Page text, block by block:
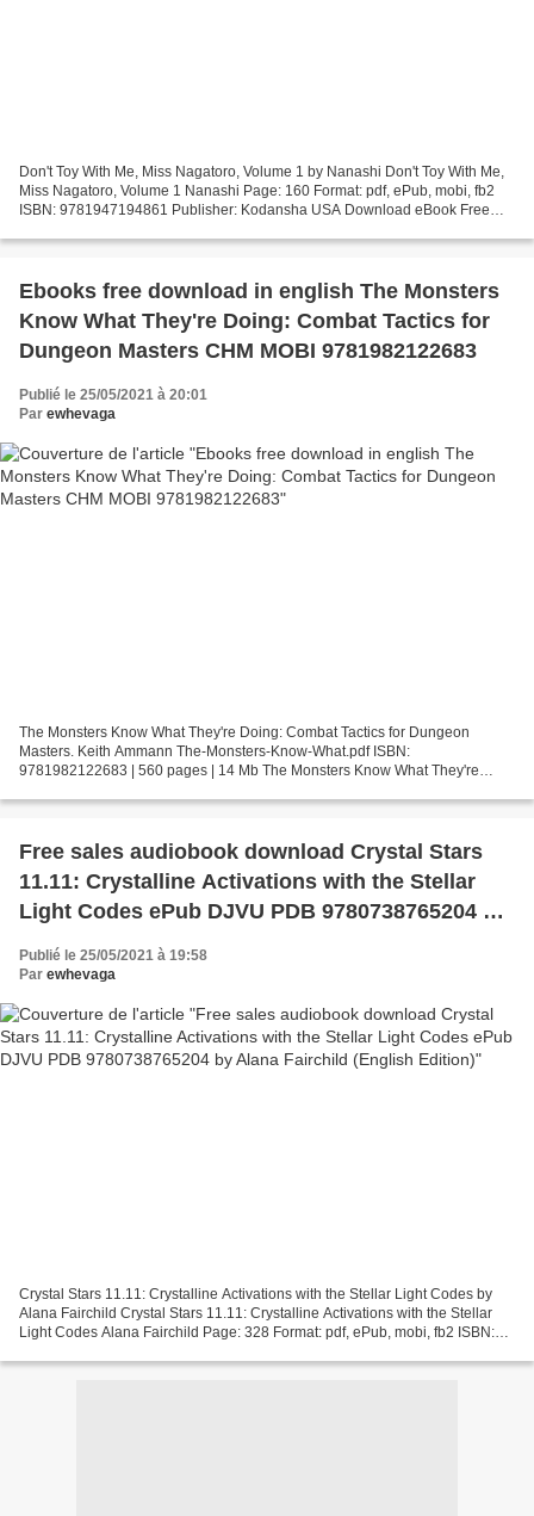
Don't Toy With Me, Miss Nagatoro, Volume 1 by Nanashi Don't Toy With Me,
Miss Nagatoro, Volume 1 Nanashi Page: 160 Format: pdf, ePub, mobi, fb2
ISBN: 9781947194861 Publisher: Kodansha USA Download eBook Free
Ebooks free download in english The Monsters
Know What They're Doing: Combat Tactics for
Dungeon Masters CHM MOBI 9781982122683
Publié le 25/05/2021 à 20:01
Par ewhevaga
The Monsters Know What They're Doing: Combat Tactics for Dungeon
Masters. Keith Ammann The-Monsters-Know-What.pdf ISBN:
9781982122683 | 560 pages | 14 Mb The Monsters Know What They're
Format:...
Free sales audiobook download Crystal Stars
11.11: Crystalline Activations with the Stellar
Light Codes ePub DJVU PDB 9780738765204 by
Alana Fairchild (English Edition)
Publié le 25/05/2021 à 19:58
Par ewhevaga
Crystal Stars 11.11: Crystalline Activations with the Stellar Light Codes by
Alana Fairchild Crystal Stars 11.11: Crystalline Activations with the Stellar
Light Codes Alana Fairchild Page: 328 Format: pdf, ePub, mobi, fb2 ISBN: